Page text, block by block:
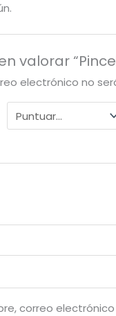
valorar
electrónico no
correo